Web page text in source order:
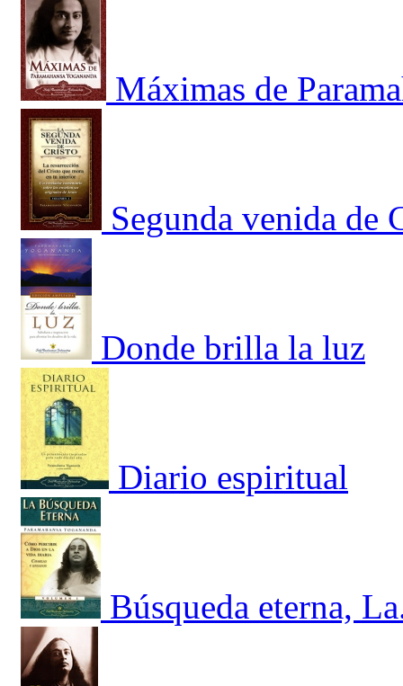
Máximas de
Segunda venida de
Donde brilla la luz
Diario espiritual
Búsqueda eterna,